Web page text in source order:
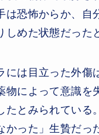
は恐怖からか、自
しめた状態だった
には目立った外傷
物によって意識を
たとみられている
かった」生贄だっ